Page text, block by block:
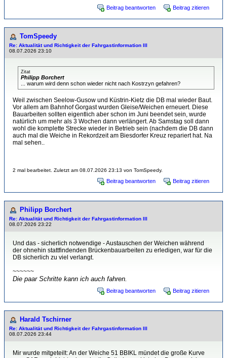
Beitrag beantworten Beitrag zitieren
TomSpeedy
Re: Aktualität und Richtigkeit der Fahrgastinformation III
08.07.2026 23:10
Zitat
Philipp Borchert
... warum wird denn schon wieder nicht nach Kostrzyn gefahren?
Weil zwischen Seelow-Gusow und Küstrin-Kietz die DB mal wieder Baut.
Vor allem am Bahnhof Gorgast wurden Gleise/Weichen erneuert. Diese
Bauarbeiten sollten eigentlich aber schon im Juni beendet sein, wurde
natürlich um mehr als 3 Wochen dann verlängert. Ab Samstag soll dann
wohl die komplette Strecke wieder in Betrieb sein (nachdem die DB dann
auch mal die Weiche in Rekordzeit am Biesdorfer Kreuz repariert hat. Na
mal sehen..
2 mal bearbeitet. Zuletzt am 08.07.2026 23:13 von TomSpeedy.
Beitrag beantworten Beitrag zitieren
Philipp Borchert
Re: Aktualität und Richtigkeit der Fahrgastinformation III
08.07.2026 23:22
Und das - sicherlich notwendige - Austauschen der Weichen während
der ohnehin stattfindenden Brückenbauarbeiten zu erledigen, war für die
DB sicherlich zu viel verlangt.
~~~~~~
Die paar Schritte kann ich auch fahren.
Beitrag beantworten Beitrag zitieren
Harald Tschirner
Re: Aktualität und Richtigkeit der Fahrgastinformation III
08.07.2026 23:44
Mir wurde mitgeteilt: An der Weiche 51 BBIKL mündet die große Kurve